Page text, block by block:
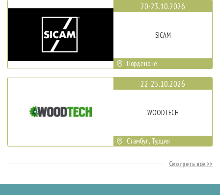
20-23.10.2026
SICAM
Порденоне
22-25.10.2026
WOODTECH
Стамбул, Турция
Смотреть все